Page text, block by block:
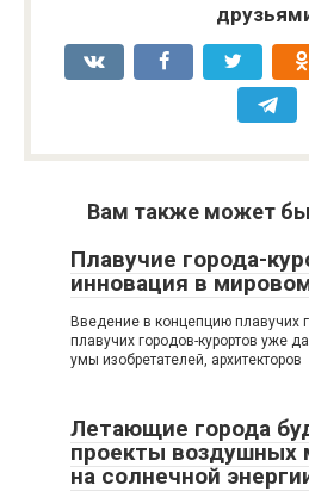
Вам также может
Плавучие города-
инновация в
Введение в концепцию плавучих
плавучих городов-курортов уже
умы изобретателей, архитекторов
Летающие города
проекты воздушных
на солнечной